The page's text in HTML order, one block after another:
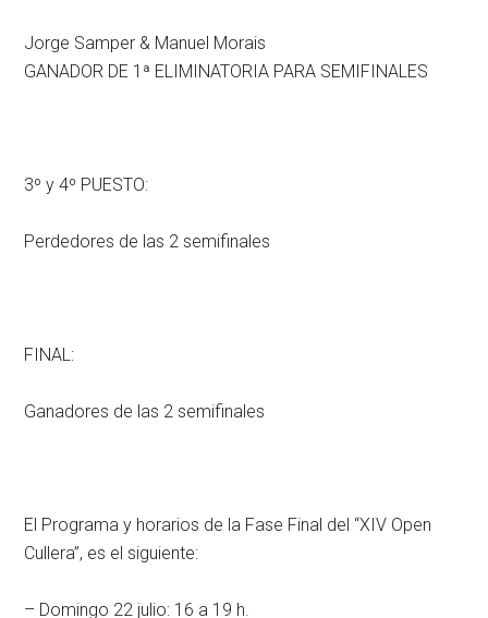
Jorge Samper & Manuel Morais
GANADOR DE 1ª ELIMINATORIA PARA SEMIFINALES
3º y 4º PUESTO:
Perdedores de las 2 semifinales
FINAL:
Ganadores de las 2 semifinales
El Programa y horarios de la Fase Final del “XIV Open
Cullera”, es el siguiente:
– Domingo 22 julio: 16 a 19 h.